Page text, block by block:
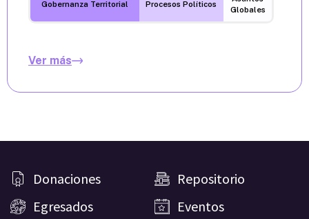
Gobernanza Territorial Procesos Políticos
Globales
Ver más
Donaciones
Repositorio
Egresados
Eventos